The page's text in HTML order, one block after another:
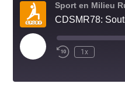
Sport en Milieu
CDSMR78:
Play
Episode
1x